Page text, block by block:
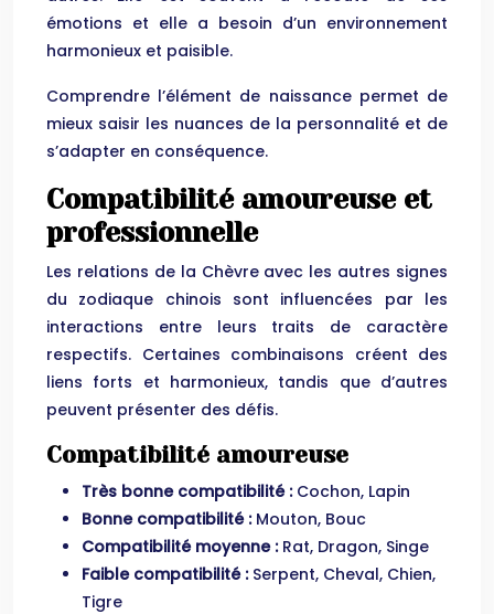
émotions et elle a besoin d’un environnement
harmonieux et paisible.
Comprendre l’élément de naissance permet de
mieux saisir les nuances de la personnalité et de
s’adapter en conséquence.
Compatibilité amoureuse et
professionnelle
Les relations de la Chèvre avec les autres signes
du zodiaque chinois sont influencées par les
interactions entre leurs traits de caractère
respectifs. Certaines combinaisons créent des
liens forts et harmonieux, tandis que d’autres
peuvent présenter des défis.
Compatibilité amoureuse
Très bonne compatibilité : Cochon, Lapin
Bonne compatibilité : Mouton, Bouc
Compatibilité moyenne : Rat, Dragon, Singe
Faible compatibilité : Serpent, Cheval, Chien,
Tigre